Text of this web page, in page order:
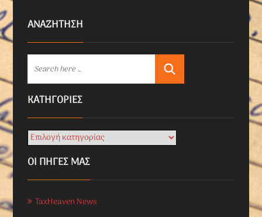
ΑΝΑΖΗΤΗΣΗ
KΑΤΗΓΟΡΊΕΣ
ΟΙ ΠΗΓΕΣ ΜΑΣ
TaxHeaven News